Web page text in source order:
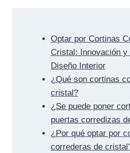
Optar por Cortinas
Cristal: Innovación y
Diseño Interior
¿Qué son cortinas
cristal?
¿Se puede poner
puertas corredizas
¿Por qué optar por
correderas de